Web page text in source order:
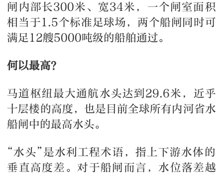
闸内部长300米、宽34米，一个闸室面积
相当于1.5个标准足球场，两个船闸同时可
满足12艘5000吨级的船舶通过。
何以最高？
马道枢纽最大通航水头达到29.6米，近乎
十层楼的高度，也是目前全球所有内河省水
船闸中的最高水头。
“水头”是水利工程术语，指上下游水体的‌
垂直高度差‌。对于船闸而言，水位落差越